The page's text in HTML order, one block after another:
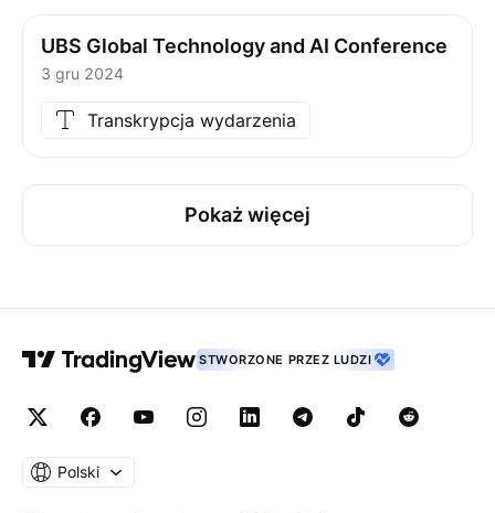
UBS Global Technology and AI Conference
3 gru 2024
Transkrypcja wydarzenia
Pokaż więcej
STWORZONE PRZEZ LUDZI
Polski